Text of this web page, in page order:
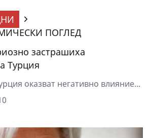
ПОГЛЕД
застрашиха
Турция
оказват негативно влияние...